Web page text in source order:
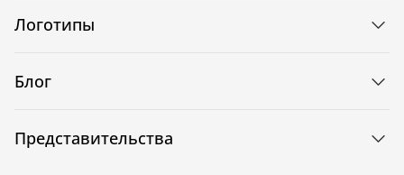
Логотипы
Блог
Представительства